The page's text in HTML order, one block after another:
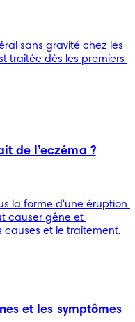
sans gravité chez les
traitée dès les premiers
de l’eczéma ?
la forme d'une éruption
causer gêne et
causes et le traitement.
et les symptômes